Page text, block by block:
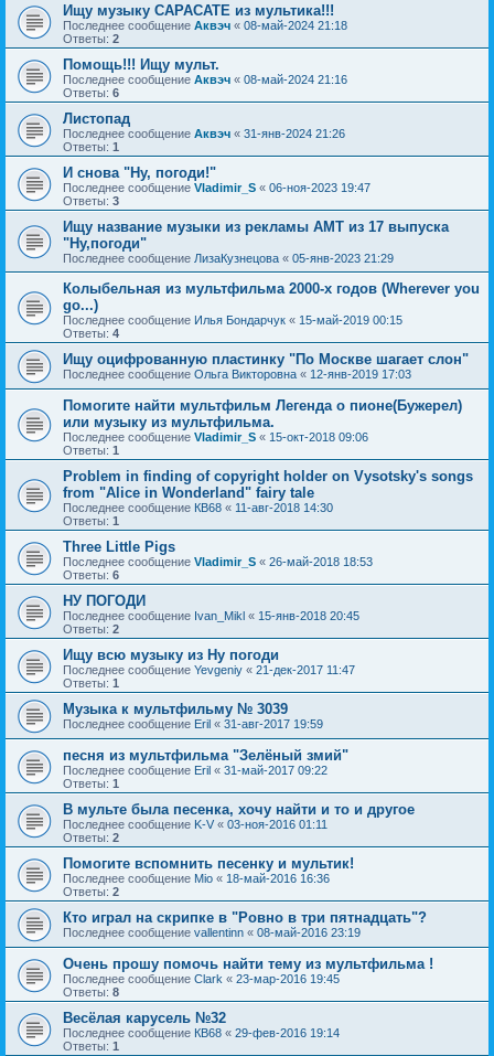
Ищу музыку САРАСАТЕ из мультика!!!
Последнее сообщение Аквэч « 08-май-2024 21:18
Ответы: 2
Помощь!!! Ищу мульт.
Последнее сообщение Аквэч « 08-май-2024 21:16
Ответы: 6
Листопад
Последнее сообщение Аквэч « 31-янв-2024 21:26
Ответы: 1
И снова "Ну, погоди!"
Последнее сообщение Vladimir_S « 06-ноя-2023 19:47
Ответы: 3
Ищу название музыки из рекламы АМТ из 17 выпуска
"Ну,погоди"
Последнее сообщение ЛизаКузнецова « 05-янв-2023 21:29
Колыбельная из мультфильма 2000-х годов (Wherever you
go...)
Последнее сообщение Илья Бондарчук « 15-май-2019 00:15
Ответы: 4
Ищу оцифрованную пластинку "По Москве шагает слон"
Последнее сообщение Ольга Викторовна « 12-янв-2019 17:03
Помогите найти мультфильм Легенда о пионе(Бужерел)
или музыку из мультфильма.
Последнее сообщение Vladimir_S « 15-окт-2018 09:06
Ответы: 1
Problem in finding of copyright holder on Vysotsky's songs
from "Alice in Wonderland" fairy tale
Последнее сообщение КВ68 « 11-авг-2018 14:30
Ответы: 1
Three Little Pigs
Последнее сообщение Vladimir_S « 26-май-2018 18:53
Ответы: 6
НУ ПОГОДИ
Последнее сообщение Ivan_Mikl « 15-янв-2018 20:45
Ответы: 2
Ищу всю музыку из Ну погоди
Последнее сообщение Yevgeniy « 21-дек-2017 11:47
Ответы: 1
Музыка к мультфильму № 3039
Последнее сообщение Eril « 31-авг-2017 19:59
песня из мультфильма "Зелёный змий"
Последнее сообщение Eril « 31-май-2017 09:22
Ответы: 1
В мульте была песенка, хочу найти и то и другое
Последнее сообщение K-V « 03-ноя-2016 01:11
Ответы: 2
Помогите вспомнить песенку и мультик!
Последнее сообщение Mio « 18-май-2016 16:36
Ответы: 2
Кто играл на скрипке в "Ровно в три пятнадцать"?
Последнее сообщение vallentinn « 08-май-2016 23:19
Очень прошу помочь найти тему из мультфильма !
Последнее сообщение Clark « 23-мар-2016 19:45
Ответы: 8
Весёлая карусель №32
Последнее сообщение КВ68 « 29-фев-2016 19:14
Ответы: 1